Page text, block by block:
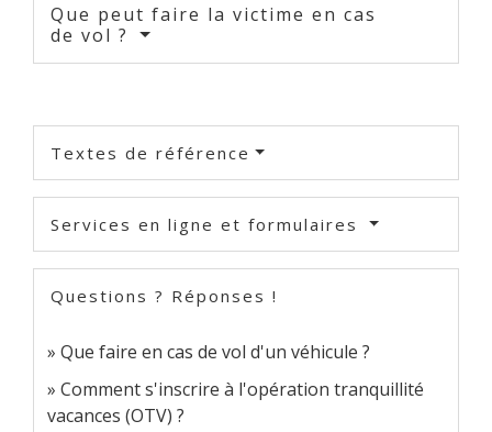
Que peut faire la victime en cas
de vol ?
Textes de référence
Services en ligne et formulaires
Questions ? Réponses !
Que faire en cas de vol d'un véhicule ?
Comment s'inscrire à l'opération tranquillité
vacances (OTV) ?